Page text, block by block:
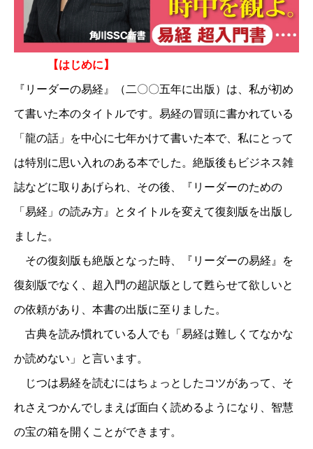
【はじめに】
『リーダーの易経』（二〇〇五年に出版）は、私が初め
て書いた本のタイトルです。易経の冒頭に書かれている
「龍の話」を中心に七年かけて書いた本で、私にとって
は特別に思い入れのある本でした。絶版後もビジネス雑
誌などに取りあげられ、その後、『リーダーのための
「易経」の読み方』とタイトルを変えて復刻版を出版し
ました。
その復刻版も絶版となった時、『リーダーの易経』を
復刻版でなく、超入門の超訳版として甦らせて欲しいと
の依頼があり、本書の出版に至りました。
古典を読み慣れている人でも「易経は難しくてなかな
か読めない」と言います。
じつは易経を読むにはちょっとしたコツがあって、そ
れさえつかんでしまえば面白く読めるようになり、智慧
の宝の箱を開くことができます。